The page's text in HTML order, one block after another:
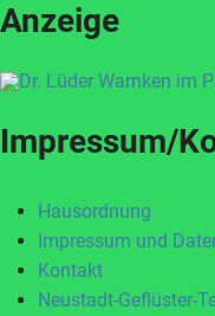
Anzeige
Impressum/
Hausordnung
Impressum und
Kontakt
Neustadt-Geflüster-